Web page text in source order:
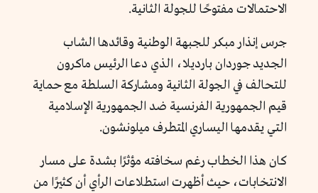
الاحتمالات مفتوحًا للجولة الثانية.
جرس إنذار مبكر للجبهة الوطنية وقائدها الشاب
الجديد جوردان بارديلا، الذي دعا الرئيس ماكرون
للتحالف في الجولة الثانية ومشاركة السلطة مع حماية
قيم الجمهورية الفرنسية ضد الجمهورية الإسلامية
التي يقدمها اليساري المتطرف ميلونشون.
كان هذا الخطاب رغم سخافته مؤثرًا بشدة على مسار
الانتخابات، حيث أظهرت استطلاعات الرأي أن كثيرًا من